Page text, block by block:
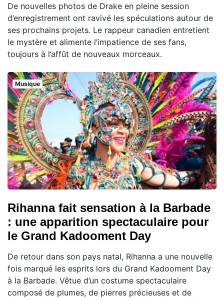
De nouvelles photos de Drake en pleine session
d’enregistrement ont ravivé les spéculations autour de
ses prochains projets. Le rappeur canadien entretient
le mystère et alimente l’impatience de ses fans,
toujours à l’affût de nouveaux morceaux.
Musique
Rihanna fait sensation à la Barbade
: une apparition spectaculaire pour
le Grand Kadooment Day
De retour dans son pays natal, Rihanna a une nouvelle
fois marqué les esprits lors du Grand Kadooment Day
à la Barbade. Vêtue d’un costume spectaculaire
composé de plumes, de pierres précieuses et de